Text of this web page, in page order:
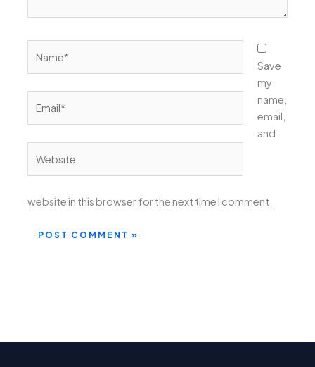
Save
my
name,
email,
and
website in this browser for the next time I comment.